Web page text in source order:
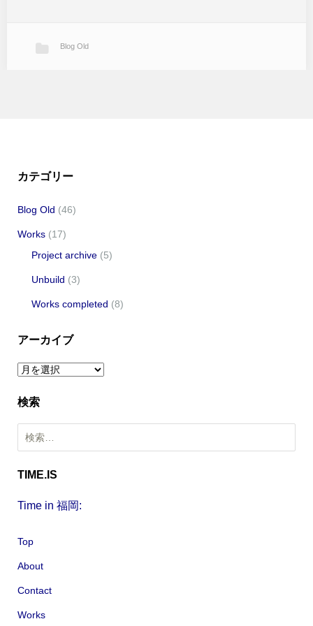
地鎮祭
いよいよ着工です。 一昨日は小雨まじりの天気でしたが無事に地鎮
す。 続きを読む …
Blog Old
カテゴリー
Blog Old (46)
Works (17)
Project archive (5)
Unbuild (3)
Works completed (8)
アーカイブ
ア
カ
イ
ブ
検索
索
TIME.IS
Time in 福岡:
Top
About
Contact
Works